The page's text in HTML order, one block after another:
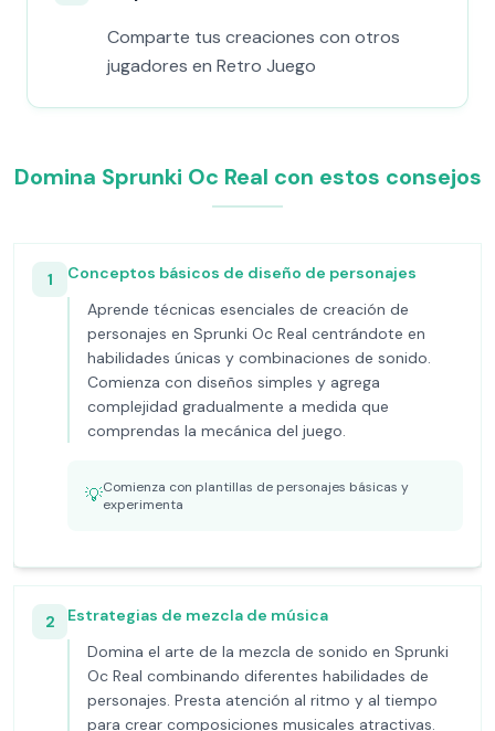
Comparte tus creaciones con otros
jugadores en Retro Juego
Domina Sprunki Oc Real con estos consejos
1
Conceptos básicos de diseño de personajes
Aprende técnicas esenciales de creación de
personajes en Sprunki Oc Real centrándote en
habilidades únicas y combinaciones de sonido.
Comienza con diseños simples y agrega
complejidad gradualmente a medida que
comprendas la mecánica del juego.
💡Comienza con plantillas de personajes básicas y
experimenta
2
Estrategias de mezcla de música
Domina el arte de la mezcla de sonido en Sprunki
Oc Real combinando diferentes habilidades de
personajes. Presta atención al ritmo y al tiempo
para crear composiciones musicales atractivas.